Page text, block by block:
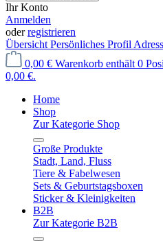
Ihr Konto
Anmelden
oderregistrieren
Übersicht Persönliches Profil
0,00 € Warenkorb enthält 0
0,00 €.
Home
Shop
Zur Kategorie Shop
Große Produkte
Stadt, Land, Fluss
Tiere & Fabelwesen
Sets & Geburtstagsboxen
Sticker & Kleinigkeiten
B2B
Zur Kategorie B2B